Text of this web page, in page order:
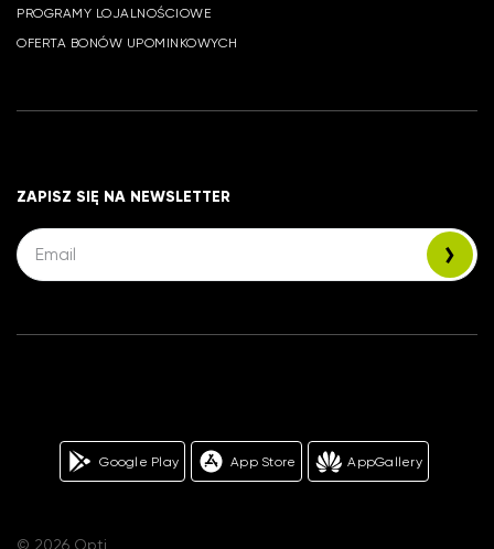
PROGRAMY LOJALNOŚCIOWE
OFERTA BONÓW UPOMINKOWYCH
ZAPISZ SIĘ NA NEWSLETTER
Google Play App Store AppGallery
© 2026 Opti